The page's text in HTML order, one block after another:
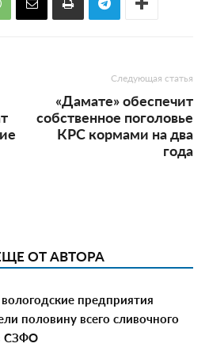
Следующая статья
«Дамате» обеспечит
собственное поголовье
КРС кормами на два
года
ОТ АВТОРА
предприятия
половину всего сливочного
СЗФО